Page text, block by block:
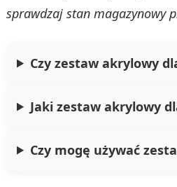
sprawdzaj stan magazynowy
Czy zestaw akrylowy
Jaki zestaw akrylowy
Czy mogę używać